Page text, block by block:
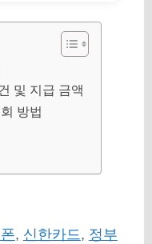
및 지급 금액
방법
, 신한카드, 정부